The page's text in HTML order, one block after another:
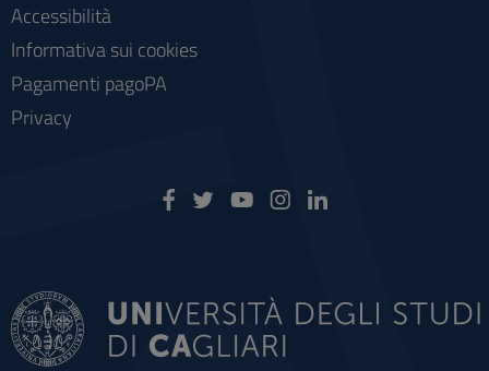
Accessibilità
Informativa sui cookies
Pagamenti pagoPA
Privacy